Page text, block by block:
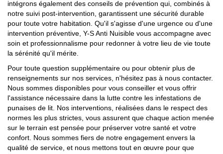
intégrons également des conseils de prévention qui, combinés à
notre suivi post-intervention, garantissent une sécurité durable
pour toute votre habitation. Qu'il s'agisse d'une urgence ou d'une
intervention préventive, Y-S Anti Nuisible vous accompagne avec
soin et professionnalisme pour redonner à votre lieu de vie toute
la sérénité qu'il mérite.
Pour toute question supplémentaire ou pour obtenir plus de
renseignements sur nos services, n'hésitez pas à nous contacter.
Nous sommes disponibles pour vous conseiller et vous offrir
l'assistance nécessaire dans la lutte contre les infestations de
punaises de lit. Nos interventions, réalisées dans le respect des
normes les plus strictes, vous assurent que chaque action menée
sur le terrain est pensée pour préserver votre santé et votre
confort. Nous sommes fiers de notre engagement envers la
qualité de service, et nous mettons tout en œuvre pour que